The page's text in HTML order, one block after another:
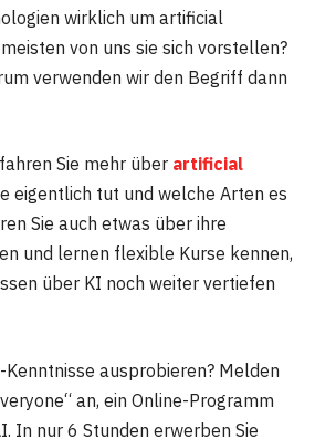
wirklich um artificial
von uns sie sich vorstellen?
verwenden wir den Begriff dann
Sie mehr über artificial
eigentlich tut und welche Arten es
Sie auch etwas über ihre
und lernen flexible Kurse kennen,
über KI noch weiter vertiefen
ausprobieren? Melden
an, ein Online-Programm
In nur 6 Stunden erwerben Sie